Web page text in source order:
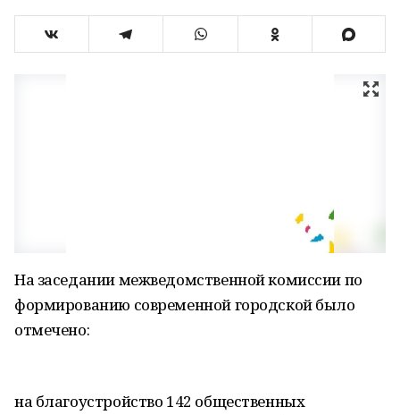
На заседании межведомственной комиссии по
формированию современной городской было
отмечено:
на благоустройство 142 общественных